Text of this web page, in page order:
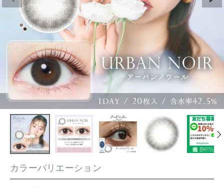
カラーバリエーション